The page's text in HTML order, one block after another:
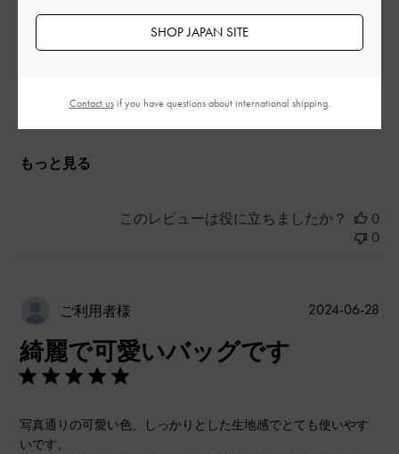
あまりよくなかった
とてもよかった
もっと見る
このレビューは役に立ちましたか？
0
0
ご利用者様
綺麗で可愛いバッグです
写真通りの可愛い色、しっかりとした生地感でとても使いやす
いです。
公
2024-06-28
SHOP JAPAN SITE
Contact usif you have questions about international shipping.